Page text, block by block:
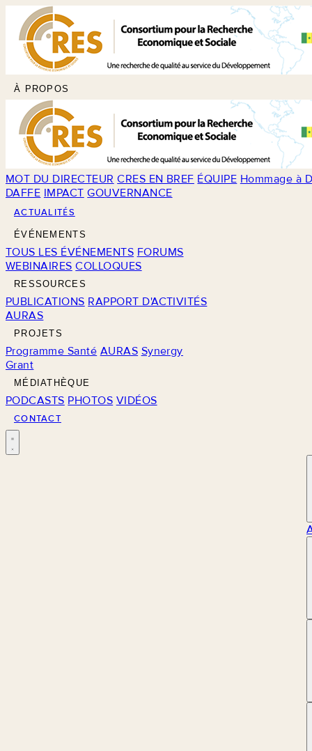
À PROPOS
MOT DU DIRECTEUR CRES EN BREF ÉQUIPE Hommage à
DAFFE IMPACT GOUVERNANCE
ACTUALITÉS
ÉVÉNEMENTS
TOUS LES ÉVÉNEMENTS FORUMS
WEBINAIRES COLLOQUES
RESSOURCES
PUBLICATIONS RAPPORT D'ACTIVITÉS
AURAS
PROJETS
Programme Santé AURAS Synergy
Grant
MÉDIATHÈQUE
PODCASTS PHOTOS VIDÉOS
CONTACT